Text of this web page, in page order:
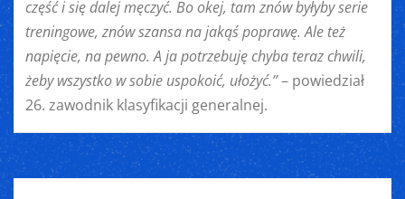
część i się dalej męczyć. Bo okej, tam znów byłyby serie
treningowe, znów szansa na jakąś poprawę. Ale też
napięcie, na pewno. A ja potrzebuję chyba teraz chwili,
żeby wszystko w sobie uspokoić, ułożyć.”– powiedział
26. zawodnik klasyfikacji generalnej.